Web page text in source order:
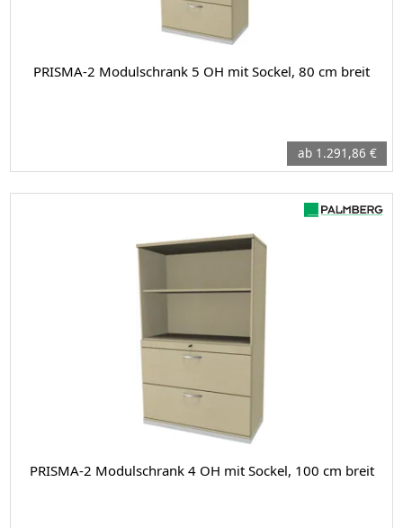
PRISMA-2 Modulschrank 5 OH mit Sockel, 80 cm breit
ab 1.291,86 €
PRISMA-2 Modulschrank 4 OH mit Sockel, 100 cm breit